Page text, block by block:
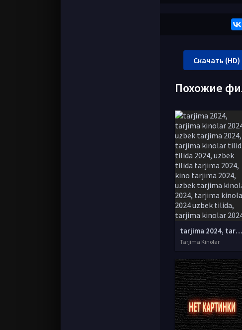
Скачать (HD)
Похожие
tarjima 2024, tarjima kinolar 2024, uzbek tarjima 2024, tarjima kinolar tilida tilida 2024, uzbek tilida tarjima 2024, kino tarjima 2024, uzbek tarjima kinolar 2024, tarjima kinolar 2024 uzbek tilida, tarjima kinolar 2024 o zbek, tarjima kinolar 2024
Tarjima Kinolar